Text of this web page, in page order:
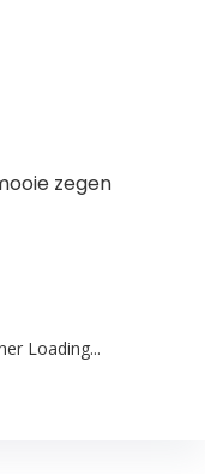
zegen
Loading...